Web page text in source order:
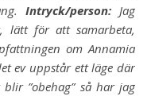
Intryck/person: Jag
lätt för att samarbeta,
om Annamia
ev uppstår ett läge där
”obehag” så har jag